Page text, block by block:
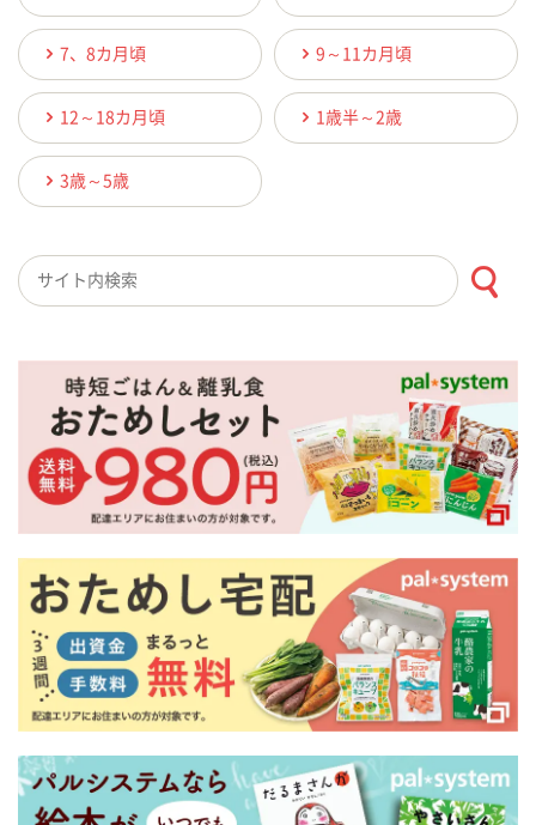
7、8カ月頃 9～11カ月頃
12～18カ月頃 1歳半～2歳
3歳～5歳
検索キーワード入力